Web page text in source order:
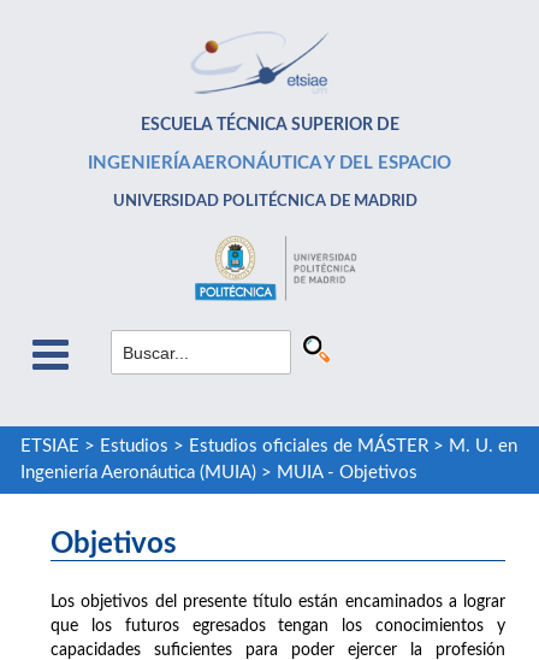
ESCUELA TÉCNICA SUPERIOR DE
INGENIERÍA AERONÁUTICA Y DEL ESPACIO
UNIVERSIDAD POLITÉCNICA DE MADRID
ETSIAE > Estudios > Estudios oficiales de MÁSTER> M. U. en
Ingeniería Aeronáutica (MUIA)> MUIA - Objetivos
Objetivos
Los objetivos del presente título están encaminados a lograr
que los futuros egresados tengan los conocimientos y
capacidades suficientes para poder ejercer la profesión